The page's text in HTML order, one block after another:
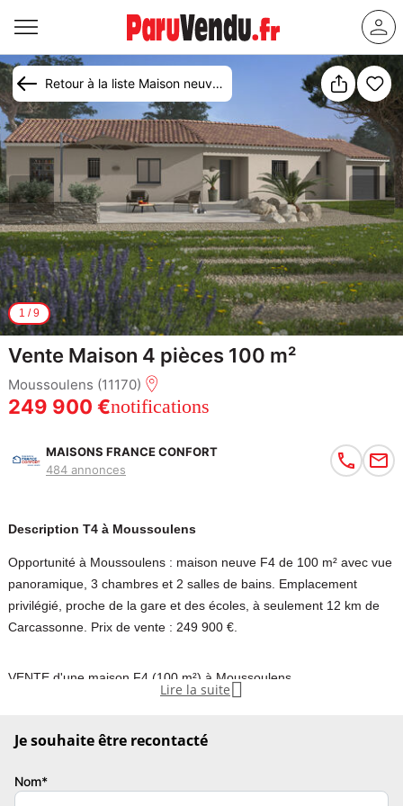
Retour à la liste Maison neuve Moussoulens (11170)
1 /9
Vente Maison 4 pièces 100 m²
Moussoulens (11170)
249 900 €notifications
MAISONS FRANCE CONFORT
484 annonces
Description T4 à Moussoulens
Opportunité à Moussoulens : maison neuve F4 de 100 m² avec vue
panoramique, 3 chambres et 2 salles de bains. Emplacement
privilégié, proche de la gare et des écoles, à seulement 12 km de
Carcassonne. Prix de vente : 249 900 €.
VENTE d'une maison F4 (100 m²) à Moussoulens
Emplacement privilégié - À Moussoulens (11170), maison neuve en
comporte trois chambres, une cuisine et deux salles de bains. Vue
Proche gare (Bram), écoles, crèche, bureau de poste. Autoroute
Lire la suite 
Je souhaite être recontacté
Nom*